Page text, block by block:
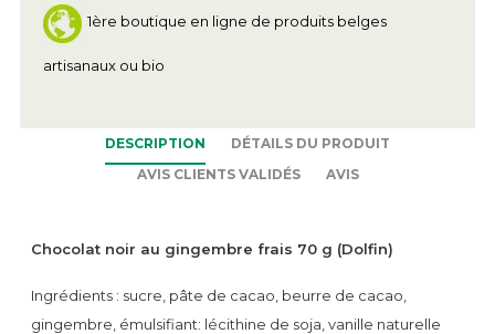
1ère boutique en ligne de produits belges
artisanaux ou bio
DESCRIPTION
DÉTAILS DU PRODUIT
AVIS CLIENTS VALIDÉS
AVIS
Chocolat noir au gingembre frais 70 g (Dolfin)
Ingrédients : sucre, pâte de cacao, beurre de cacao,
gingembre, émulsifiant: lécithine de soja, vanille naturelle